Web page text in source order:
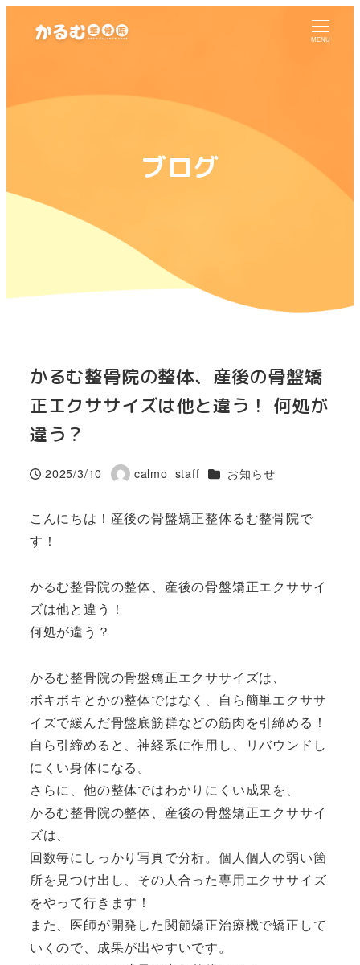
MENU
ブログ
かるむ整骨院の整体、産後の骨盤矯
正エクササイズは他と違う！ 何処が
違う？
投稿日
2025/3/10
著
calmo_staff カテゴリー
お知らせ
こんにちは！産後の骨盤矯正整体るむ整骨院で
す！
かるむ整骨院の整体、産後の骨盤矯正エクササイ
ズは他と違う！
何処が違う？
かるむ整骨院の骨盤矯正エクササイズは、
ボキボキとかの整体ではなく、自ら簡単エクササ
イズで緩んだ骨盤底筋群などの筋肉を引締める！
自ら引締めると、神経系に作用し、リバウンドし
にくい身体になる。
さらに、他の整体ではわかりにくい成果を、
かるむ整骨院の整体、産後の骨盤矯正エクササイ
ズは、
回数毎にしっかり写真で分析。個人個人の弱い箇
所を見つけ出し、その人合った専用エクササイズ
をやって行きます！
また、医師が開発した関節矯正治療機で矯正して
いくので、成果が出やすいです。